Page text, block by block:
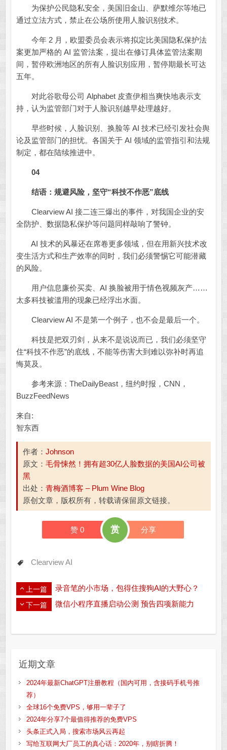
为保护公民隐私安全，美国旧金山、萨默维尔等地已
通过立法方式，禁止在公场所使用人脸识别技术。
今年 2 月，欧盟委员会表示将拟定比美国隐私保护法
案更加严格的 AI 监管法案，提出在修订具体监管法案期
间，暂停欧洲地区的所有人脸识别应用，暂停期最长可达
五年。
对此谷歌母公司 Alphabet 皮查伊相当爽快地表示支
持，认为监管部门对于人脸识别越早处理越好。
早些时候，人脸识别、换脸等 AI 技术已经引发社会舆
论及监管部门的担忧。各国关于 AI 领域的监管指引和法规
制定，都在陆续推进中。
04
结语： 规避风险，坚守“科技不作恶”底线
Clearview AI 接二连三爆出的事件，对我国企业的安
全防护、数据隐私保护等问题同样敲响了警钟。
AI 技术的风暴还在席卷更多领域，但在用新兴技术改
变生活方式和生产效率的同时，我们必须警惕它可能潜藏
的风险。
用户信息廉价买卖、AI 换脸被用于情色视频灰产……
太多科技被滥用的现象已经浮出水面。
Clearview AI 不是第一个例子，也不会是最后一个。
科技是把双刃剑，从来不是说说而已，我们必须坚守
住“科技不作恶”的底线，不能等伤害大到难以弥补时再追
悔莫及。
参考来源：TheDailyBeast，纽约时报，CNN，
BuzzFeedNews
来自:
智东西
作者： Johnson
原文： 毛骨悚然！拥有超30亿人脸数据的美国AI公司被
黑
出处： 青梅酒博客 – Plum Wine Blog
原创文章，版权所有，转载请保留原文链接。
赞 0 赏 分享
Clearview AI
上一篇 录音笔的小市场，包得住搜狗AI的大野心？
下一篇 微信小程序直播启动公测 预告四项新能力
近期文章
2024年最新ChatGPT注册教程（国内可用，含接码手机号推
荐）
全球16个免费VPS，够用一辈子了
2024年分享7个最值得推荐的免费VPS
头条正式入局，搜索市场风云再起
写给互联网大厂员工的真心话：2020年，别瞎折腾！